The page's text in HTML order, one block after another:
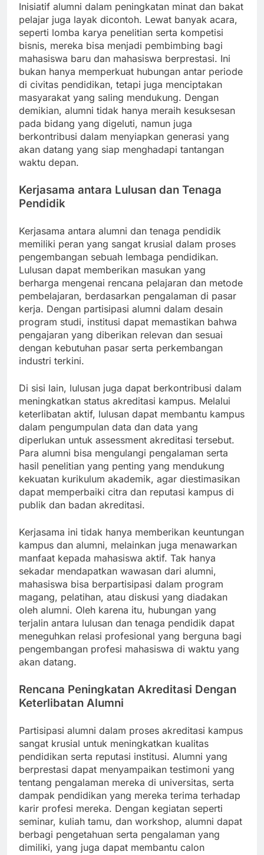
Inisiatif alumni dalam peningkatan minat dan bakat
pelajar juga layak dicontoh. Lewat banyak acara,
seperti lomba karya penelitian serta kompetisi
bisnis, mereka bisa menjadi pembimbing bagi
mahasiswa baru dan mahasiswa berprestasi. Ini
bukan hanya memperkuat hubungan antar periode
di civitas pendidikan, tetapi juga menciptakan
masyarakat yang saling mendukung. Dengan
demikian, alumni tidak hanya meraih kesuksesan
pada bidang yang digeluti, namun juga
berkontribusi dalam menyiapkan generasi yang
akan datang yang siap menghadapi tantangan
waktu depan.
Kerjasama antara Lulusan dan Tenaga
Pendidik
Kerjasama antara alumni dan tenaga pendidik
memiliki peran yang sangat krusial dalam proses
pengembangan sebuah lembaga pendidikan.
Lulusan dapat memberikan masukan yang
berharga mengenai rencana pelajaran dan metode
pembelajaran, berdasarkan pengalaman di pasar
kerja. Dengan partisipasi alumni dalam desain
program studi, institusi dapat memastikan bahwa
pengajaran yang diberikan relevan dan sesuai
dengan kebutuhan pasar serta perkembangan
industri terkini.
Di sisi lain, lulusan juga dapat berkontribusi dalam
meningkatkan status akreditasi kampus. Melalui
keterlibatan aktif, lulusan dapat membantu kampus
dalam pengumpulan data dan data yang
diperlukan untuk assessment akreditasi tersebut.
Para alumni bisa mengulangi pengalaman serta
hasil penelitian yang penting yang mendukung
kekuatan kurikulum akademik, agar diestimasikan
dapat memperbaiki citra dan reputasi kampus di
publik dan badan akreditasi.
Kerjasama ini tidak hanya memberikan keuntungan
kampus dan alumni, melainkan juga menawarkan
manfaat kepada mahasiswa aktif. Tak hanya
sekadar mendapatkan wawasan dari alumni,
mahasiswa bisa berpartisipasi dalam program
magang, pelatihan, atau diskusi yang diadakan
oleh alumni. Oleh karena itu, hubungan yang
terjalin antara lulusan dan tenaga pendidik dapat
meneguhkan relasi profesional yang berguna bagi
pengembangan profesi mahasiswa di waktu yang
akan datang.
Rencana Peningkatan Akreditasi Dengan
Keterlibatan Alumni
Partisipasi alumni dalam proses akreditasi kampus
sangat krusial untuk meningkatkan kualitas
pendidikan serta reputasi institusi. Alumni yang
berprestasi dapat menyampaikan testimoni yang
tentang pengalaman mereka di universitas, serta
dampak pendidikan yang mereka terima terhadap
karir profesi mereka. Dengan kegiatan seperti
seminar, kuliah tamu, dan workshop, alumni dapat
berbagi pengetahuan serta pengalaman yang
dimiliki, yang juga dapat membantu calon